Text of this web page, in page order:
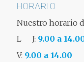
HORARIO
Nuestro horario
L – J: 9.00 a
V: 9.00 a 14.00